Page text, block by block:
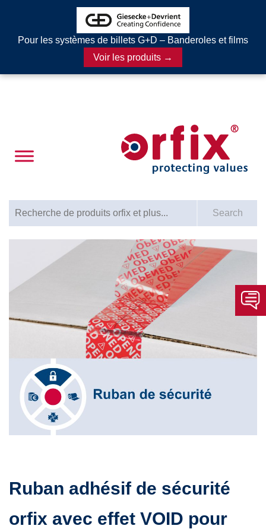
Search
Ruban adhésif de sécurité
orfix avec effet VOID pour
Pour les systèmes de billets G+D – Banderoles et films
Voir les produits →